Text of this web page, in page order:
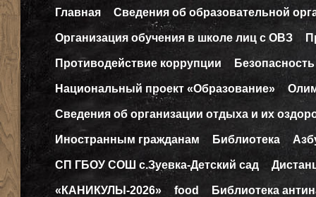
Главная Сведения об образовательной
Организация обучения в школе лиц с ОВЗ
Противодействие коррупции Безопасность
Национальный проект «Образование»
Сведения об организации отдыха и их
Иностранным гражданам Библиотека
СП ГБОУ СОШ с.Зуевка-Детский сад
«КАНИКУЛЫ-2026» food Библиотека